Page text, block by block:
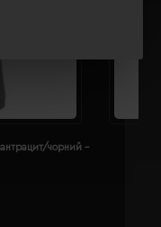
антрацит/чорний -